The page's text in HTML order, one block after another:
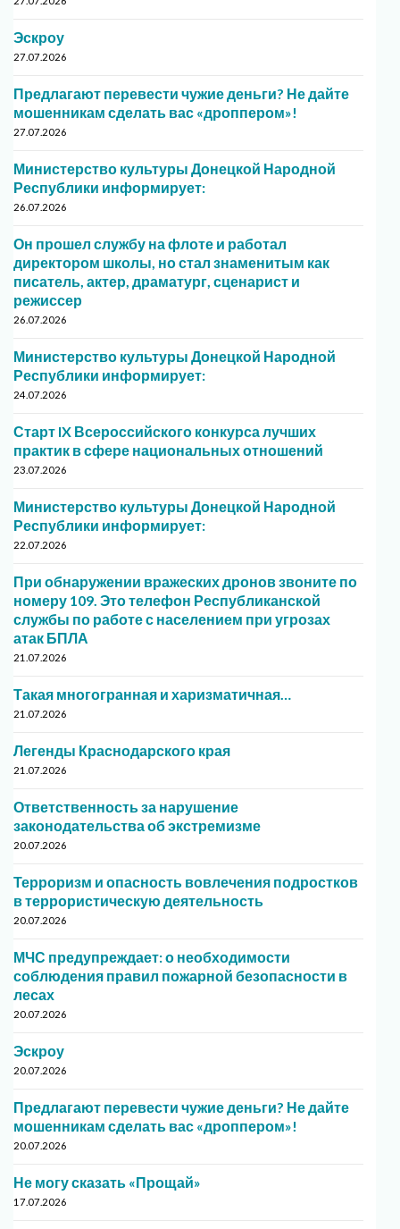
Эскроу
27.07.2026
Предлагают перевести чужие деньги? Не дайте
мошенникам сделать вас «дроппером»!
27.07.2026
Министерство культуры Донецкой Народной
Республики информирует:
26.07.2026
Он прошел службу на флоте и работал
директором школы, но стал знаменитым как
писатель, актер, драматург, сценарист и
режиссер
26.07.2026
Министерство культуры Донецкой Народной
Республики информирует:
24.07.2026
Старт IX Всероссийского конкурса лучших
практик в сфере национальных отношений
23.07.2026
Министерство культуры Донецкой Народной
Республики информирует:
22.07.2026
При обнаружении вражеских дронов звоните по
номеру 109. Это телефон Республиканской
службы по работе с населением при угрозах
атак БПЛА
21.07.2026
Такая многогранная и харизматичная…
21.07.2026
Легенды Краснодарского края
21.07.2026
Ответственность за нарушение
законодательства об экстремизме
20.07.2026
Терроризм и опасность вовлечения подростков
в террористическую деятельность
20.07.2026
МЧС предупреждает: о необходимости
соблюдения правил пожарной безопасности в
лесах
20.07.2026
Эскроу
20.07.2026
Предлагают перевести чужие деньги? Не дайте
мошенникам сделать вас «дроппером»!
20.07.2026
Не могу сказать «Прощай»
17.07.2026